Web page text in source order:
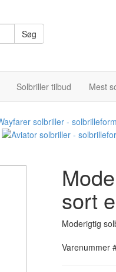
Søg
Solbriller tilbud Mest
sort
Moderigtig
Varenummer